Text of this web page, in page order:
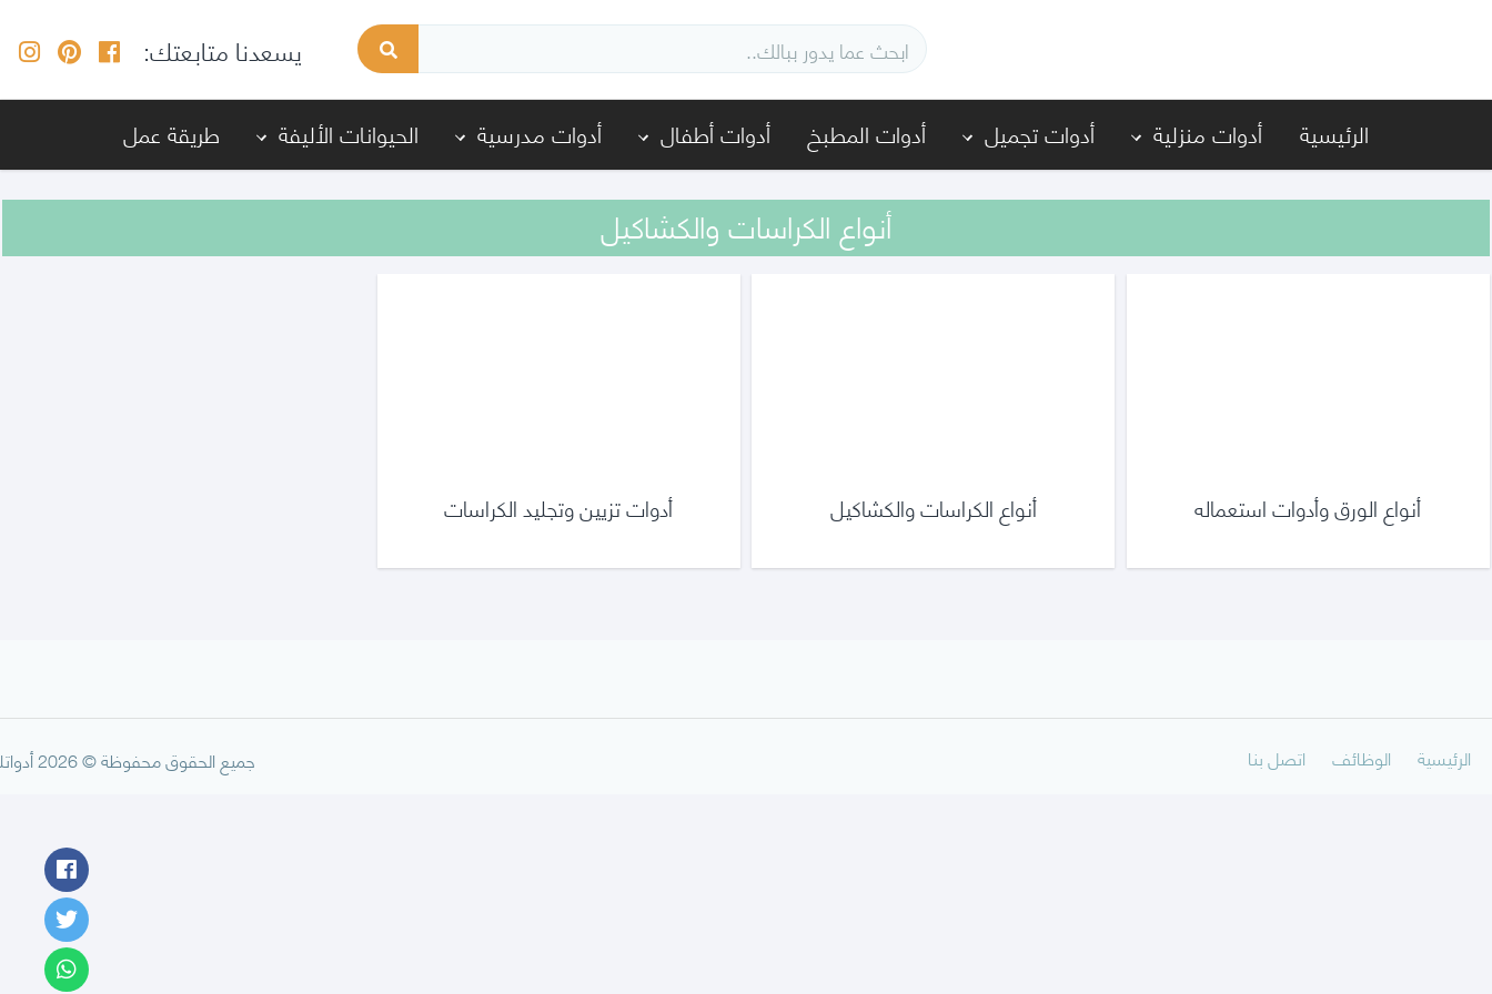
يسعدنا متابعتك:
الرئيسية أدوات منزلية أدوات تجميل أدوات المطبخ أدوات أطفال أدوات مدرسية الحيوانات الأليفة طريقة عمل
أنواع الكراسات والكشاكيل
أنواع الورق وأدوات استعماله أنواع الكراسات والكشاكيل أدوات تزيين وتجليد الكراسات
الرئيسية الوظائف اتصل بنا جميع الحقوق محفوظة © 2026 أدواتك.